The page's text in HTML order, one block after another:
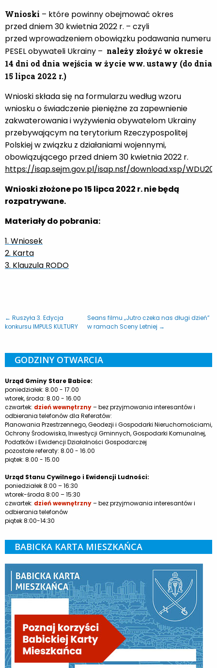
Wnioski – które powinny obejmować okres
przed dniem 30 kwietnia 2022 r. – czyli
przed wprowadzeniem obowiązku podawania numeru
PESEL obywateli Ukrainy – należy złożyć w okresie
14 dni od dnia wejścia w życie ww. ustawy (do dnia
15 lipca 2022 r.)
Wnioski składa się na formularzu według wzoru
wniosku o świadczenie pieniężne za zapewnienie
zakwaterowania i wyżywienia obywatelom Ukrainy
przebywającym na terytorium Rzeczypospolitej
Polskiej w związku z działaniami wojennymi,
obowiązującego przed dniem30 kwietnia 2022 r.
https://isap.sejm.gov.pl/isap.nsf/download.xsp/
Wnioski złożone po 15 lipca 2022 r. nie będą
rozpatrywane.
Materiały do pobrania:
1. Wniosek
2. Karta
3. Klauzula RODO
← Ruszyła 3. Edycja
konkursu IMPULS KULTURY
Seans filmu „Jutro czeka nas długi dzień”
w ramach Sceny Letniej →
GODZINY OTWARCIA
Urząd Gminy Stare Babice:
poniedziałek: 8.00 - 17.00
wtorek, środa: 8.00 - 16.00
czwartek: dzień wewnętrzny– bez przyjmowania interesantów i
odbierania telefonów dla Referatów:
Planowania Przestrzennego, Geodezji i Gospodarki Nieruchomościami,
Ochrony Środowiska, Inwestycji Gminnych, Gospodarki Komunalnej,
Podatków i Ewidencji Działalności Gospodarczej
pozostałe referaty: 8.00 - 16.00
piątek: 8.00 - 15.00
Urząd Stanu Cywilnego i Ewidencji Ludności:
poniedziałek 8:00 – 16:30
wtorek-środa 8:00 – 15:30
czwartek: dzień wewnętrzny– bez przyjmowania interesantów i
odbierania telefonów
piątek 8:00-14:30
BABICKA KARTA MIESZKAŃCA